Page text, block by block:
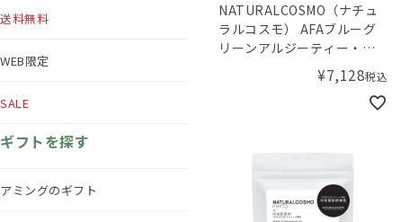
送料無料
WEB限定
SALE
ギフトを探す
アミングのギフト
NATURALCOSMO（ナチュ
ラルコスモ） AFAブルーグ
リーンアルジーティー・藻
¥7,128税込